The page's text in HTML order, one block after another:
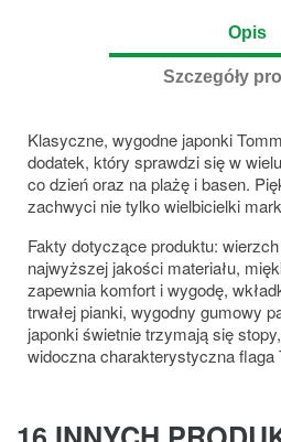
Opis
Szczegóły
Klasyczne, wygodne japonki
dodatek, który sprawdzi się w
co dzień oraz na plażę i basen.
zachwyci nie tylko wielbicielki
Fakty dotyczące produktu:
najwyższej jakości materiału,
zapewnia komfort i wygodę,
trwałej pianki, wygodny gumowy
japonki świetnie trzymają się
widoczna charakterystyczna flaga